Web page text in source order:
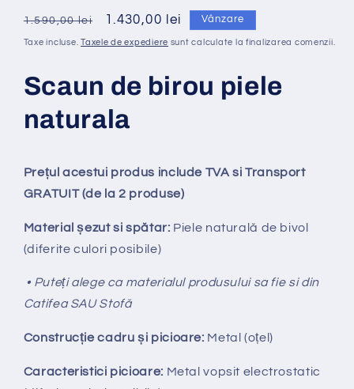
Preț
obișnuit
1.590,00 lei
Preț
redus
1.430,00 lei Vânzare
Taxe incluse.Taxele de expediere sunt calculate la finalizarea comenzii.
Scaun de birou piele
naturala
Prețul acestui produs include TVA si Transport
GRATUIT (de la 2 produse)
Material șezut si spătar: Piele naturală de bivol
(diferite culori posibile)
• Puteți alege ca materialul produsului sa fie si din
Catifea SAU Stofă
Construcție cadru și picioare: Metal (oțel)
Caracteristici picioare: Metal vopsit electrostatic